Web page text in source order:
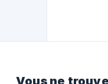
Vous ne